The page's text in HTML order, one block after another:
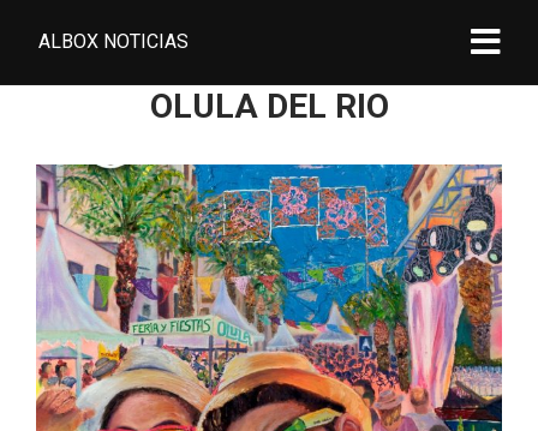
ALBOX NOTICIAS
OLULA DEL RIO